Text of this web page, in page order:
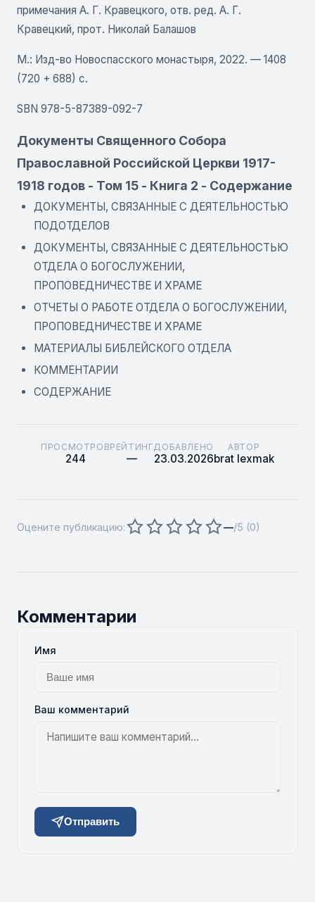
примечания А. Г. Кравецкого, отв. ред. А. Г.
Кравецкий, прот. Николай Балашов
М.: Изд-во Новоспасского монастыря, 2022. — 1408
(720 + 688) с.
SBN 978-5-87389-092-7
Документы Священного Собора
Православной Российской Церкви 1917-
1918 годов - Том 15 - Книга 2 - Содержание
ДОКУМЕНТЫ, СВЯЗАННЫЕ С ДЕЯТЕЛЬНОСТЬЮ
ПОДОТДЕЛОВ
ДОКУМЕНТЫ, СВЯЗАННЫЕ С ДЕЯТЕЛЬНОСТЬЮ
ОТДЕЛА О БОГОСЛУЖЕНИИ,
ПРОПОВЕДНИЧЕСТВЕ И ХРАМЕ
ОТЧЕТЫ О РАБОТЕ ОТДЕЛА О БОГОСЛУЖЕНИИ,
ПРОПОВЕДНИЧЕСТВЕ И ХРАМЕ
МАТЕРИАЛЫ БИБЛЕЙСКОГО ОТДЕЛА
КОММЕНТАРИИ
СОДЕРЖАНИЕ
ПРОСМОТРОВ
244
РЕЙТИНГ
—
ДОБАВЛЕНО
23.03.2026
АВТОР
brat lexmak
Оцените публикацию: —/5 (0)
Комментарии
Имя
Ваш комментарий
Отправить